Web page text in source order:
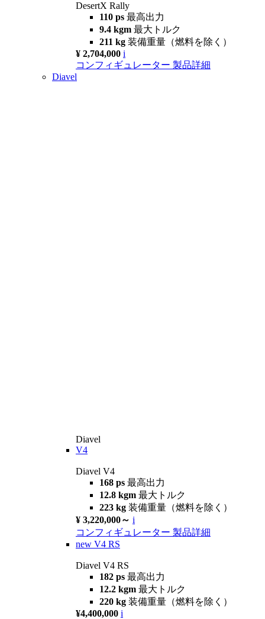
DesertX Rally
110 ps 最高出力
9.4 kgm 最大トルク
211 kg 装備重量（燃料を除く）
¥ 2,704,000 i
コンフィギュレーター 製品詳細
Diavel
Diavel
V4
Diavel V4
168 ps 最高出力
12.8 kgm 最大トルク
223 kg 装備重量（燃料を除く）
¥ 3,220,000～ i
コンフィギュレーター 製品詳細
new V4 RS
Diavel V4 RS
182 ps 最高出力
12.2 kgm 最大トルク
220 kg 装備重量（燃料を除く）
¥4,400,000 i